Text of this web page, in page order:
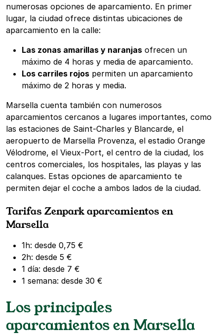
numerosas opciones de aparcamiento. En primer
lugar, la ciudad ofrece distintas ubicaciones de
aparcamiento en la calle:
Las zonas amarillas y naranjas ofrecen un
máximo de 4 horas y media de aparcamiento.
Los carriles rojos permiten un aparcamiento
máximo de 2 horas y media.
Marsella cuenta también con numerosos
aparcamientos cercanos a lugares importantes, como
las estaciones de Saint-Charles y Blancarde, el
aeropuerto de Marsella Provenza, el estadio Orange
Vélodrome, el Vieux-Port, el centro de la ciudad, los
centros comerciales, los hospitales, las playas y las
calanques. Estas opciones de aparcamiento te
permiten dejar el coche a ambos lados de la ciudad.
Tarifas Zenpark aparcamientos en
Marsella
1h: desde 0,75 €
2h: desde 5 €
1 día: desde 7 €
1 semana: desde 30 €
Los principales
aparcamientos en Marsella